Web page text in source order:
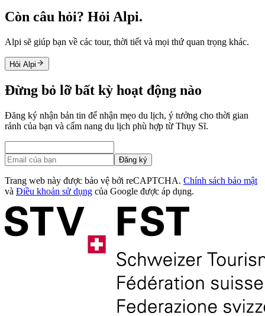
Còn câu hỏi? Hỏi Alpi.
Alpi sẽ giúp bạn về các tour, thời tiết và mọi thứ quan trọng khác.
Hỏi Alpi
Đừng bỏ lỡ bất kỳ hoạt động nào
Đăng ký nhận bản tin để nhận mẹo du lịch, ý tưởng cho thời gian
rảnh của bạn và cẩm nang du lịch phù hợp từ Thụy Sĩ.
Đăng ký
Trang web này được bảo vệ bởi reCAPTCHA. Chính sách bảo mật
và Điều khoản sử dụng của Google được áp dụng.